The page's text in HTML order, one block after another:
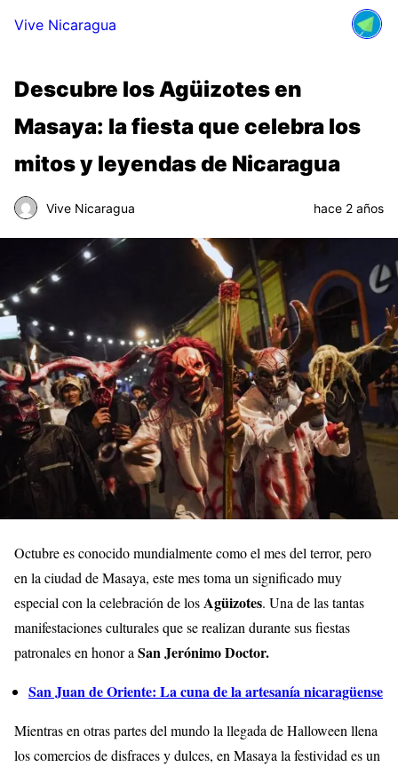
Vive Nicaragua
Descubre los Agüizotes en
Masaya: la fiesta que celebra los
mitos y leyendas de Nicaragua
Vive Nicaragua hace 2 años
Octubre es conocido mundialmente como el mes del terror, pero
en la ciudad de Masaya, este mes toma un significado muy
especial con la celebración de losAgüizotes. Una de las tantas
manifestaciones culturales que se realizan durante sus fiestas
patronales en honor a San Jerónimo Doctor.
San Juan de Oriente: La cuna de la artesanía nicaragüense
Mientras en otras partes del mundo la llegada de Halloween llena
los comercios de disfraces y dulces, en Masaya la festividad es un